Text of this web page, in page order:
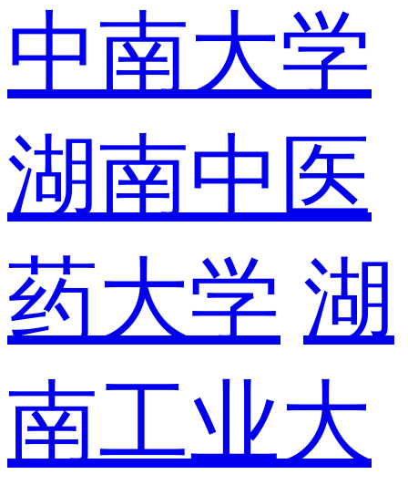
中南大学
湖南中医
药大学 湖
南工业大